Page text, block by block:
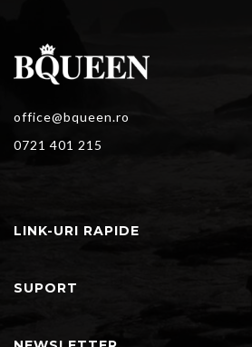
office@bqueen.ro
0721 401 215
LINK-URI RAPIDE
SUPORT